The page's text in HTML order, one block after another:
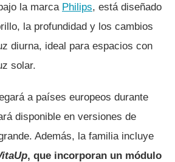
la marca Philips, está diseñado
la profundidad y los cambios
diurna, ideal para espacios con
solar.
a países europeos durante
disponible en versiones de
Además, la familia incluye
, que incorporan un módulo